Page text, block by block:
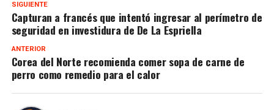
SIGUIENTE
Capturan a francés que intentó ingresar al perímetro de
seguridad en investidura de De La Espriella
ANTERIOR
Corea del Norte recomienda comer sopa de carne de
perro como remedio para el calor